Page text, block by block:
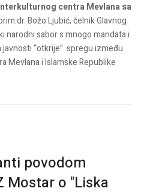
centra Mevlana sa
Božo Ljubić, čelnik Glavnog
narodni sabor s mnogo mandata i
“otkrije” spregu između
Mevlana i Islamske Republike
povodom
Mostar o "Liska